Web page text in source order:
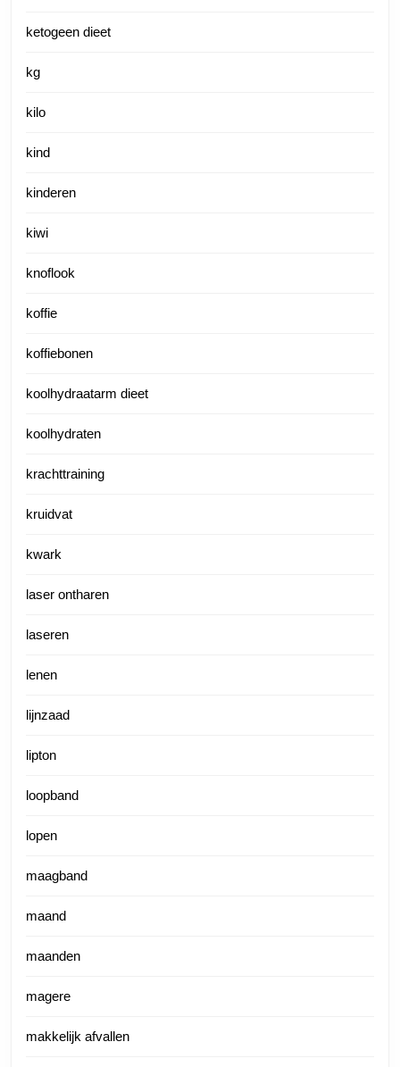
ketogeen dieet
kg
kilo
kind
kinderen
kiwi
knoflook
koffie
koffiebonen
koolhydraatarm dieet
koolhydraten
krachttraining
kruidvat
kwark
laser ontharen
laseren
lenen
lijnzaad
lipton
loopband
lopen
maagband
maand
maanden
magere
makkelijk afvallen